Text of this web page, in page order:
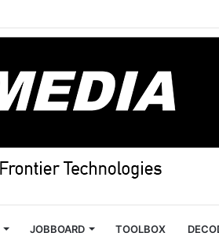
JOBBOARD TOOLBOX